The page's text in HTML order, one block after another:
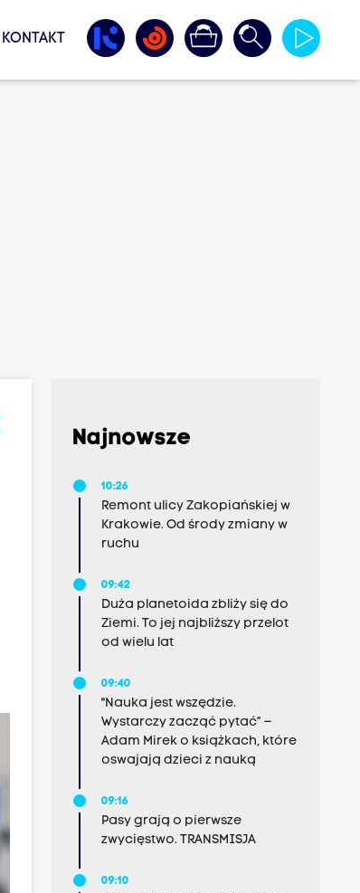
KONTAKT
Najnowsze
10:26
Remont ulicy Zakopiańskiej w
Krakowie. Od środy zmiany w
ruchu
09:42
Duża planetoida zbliży się do
Ziemi. To jej najbliższy przelot
od wielu lat
09:40
"Nauka jest wszędzie.
Wystarczy zacząć pytać” –
Adam Mirek o książkach, które
oswajają dzieci z nauką
09:16
Pasy grają o pierwsze
zwycięstwo. TRANSMISJA
09:10